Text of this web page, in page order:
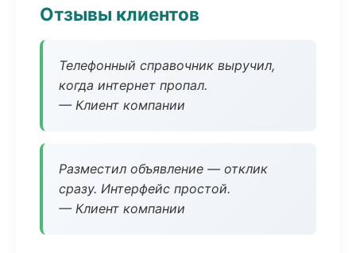
Отзывы клиентов
Телефонный справочник выручил,
когда интернет пропал.
— Клиент компании
Разместил объявление — отклик
сразу. Интерфейс простой.
— Клиент компании